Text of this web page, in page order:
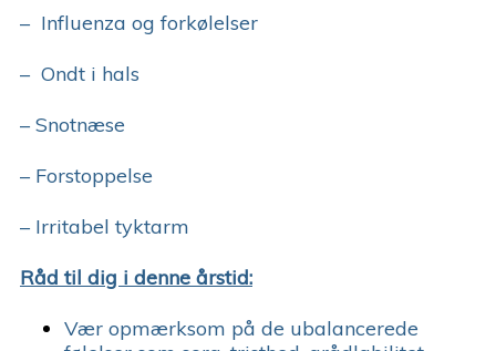
– Influenza og forkølelser
– Ondt i hals
– Snotnæse
– Forstoppelse
– Irritabel tyktarm
Råd til dig i denne årstid:
Vær opmærksom på de ubalancerede